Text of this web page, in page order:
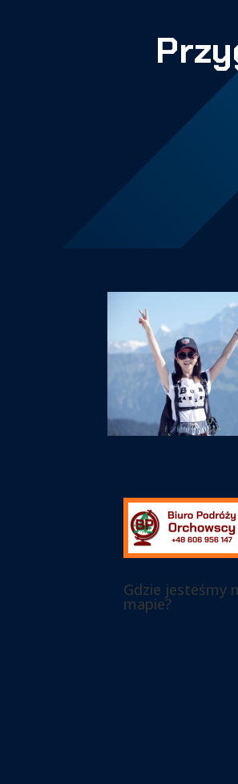
Gdzie jesteśmy
mapie?